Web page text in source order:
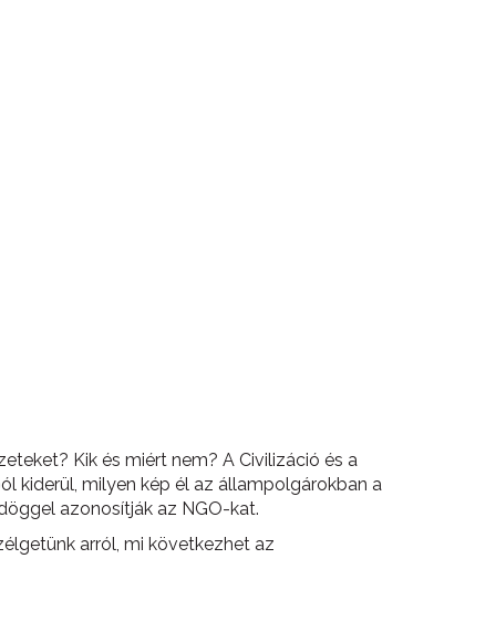
Kik és miért nem? A Civilizáció és a
kiderül, milyen kép él az állampolgárokban a
azonosítják az NGO-kat.
arról, mi következhet az